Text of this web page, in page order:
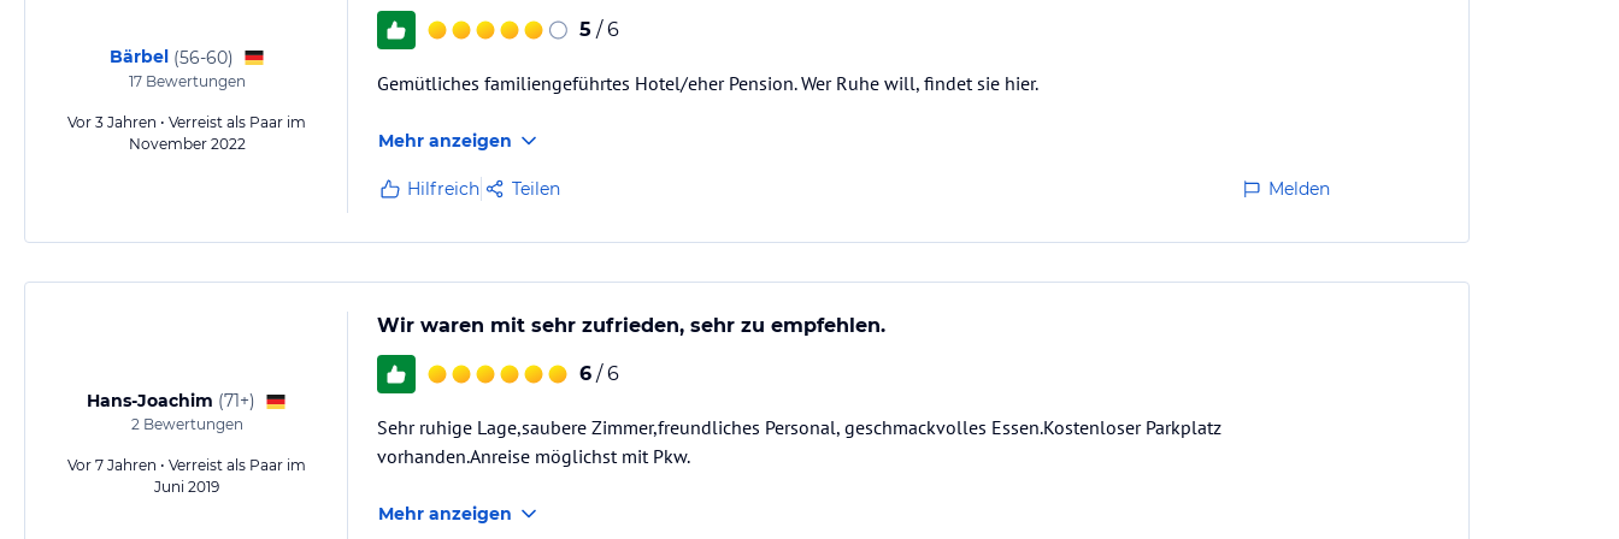
Bärbel (56-60)
17Bewertungen
Vor 3 Jahren • Verreist als Paar im
November 2022
5 / 6
Gemütliches familiengeführtes Hotel/eher Pension. Wer Ruhe will, findet sie hier.
Mehr anzeigen
Hilfreich Teilen Melden
Hans-Joachim (71+)
2Bewertungen
Vor 7 Jahren • Verreist als Paar im
Juni 2019
Wir waren mit sehr zufrieden, sehr zu empfehlen.
6 / 6
Sehr ruhige Lage,saubere Zimmer,freundliches Personal, geschmackvolles Essen.Kostenloser Parkplatz
vorhanden.Anreise möglichst mit Pkw.
Mehr anzeigen